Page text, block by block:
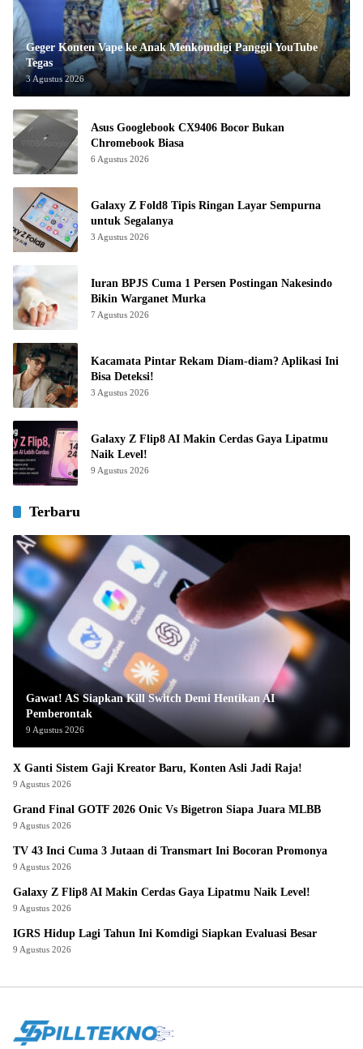
Geger Konten Vape ke Anak Menkomdigi Panggil YouTube
Tegas
3 Agustus 2026
Asus Googlebook CX9406 Bocor Bukan
Chromebook Biasa
6 Agustus 2026
Galaxy Z Fold8 Tipis Ringan Layar Sempurna
untuk Segalanya
3 Agustus 2026
Iuran BPJS Cuma 1 Persen Postingan Nakesindo
Bikin Warganet Murka
7 Agustus 2026
Kacamata Pintar Rekam Diam-diam? Aplikasi Ini
Bisa Deteksi!
3 Agustus 2026
Galaxy Z Flip8 AI Makin Cerdas Gaya Lipatmu
Naik Level!
9 Agustus 2026
Terbaru
Gawat! AS Siapkan Kill Switch Demi Hentikan AI
Pemberontak
9 Agustus 2026
X Ganti Sistem Gaji Kreator Baru, Konten Asli Jadi Raja!
9 Agustus 2026
Grand Final GOTF 2026 Onic Vs Bigetron Siapa Juara MLBB
9 Agustus 2026
TV 43 Inci Cuma 3 Jutaan di Transmart Ini Bocoran Promonya
9 Agustus 2026
Galaxy Z Flip8 AI Makin Cerdas Gaya Lipatmu Naik Level!
9 Agustus 2026
IGRS Hidup Lagi Tahun Ini Komdigi Siapkan Evaluasi Besar
9 Agustus 2026